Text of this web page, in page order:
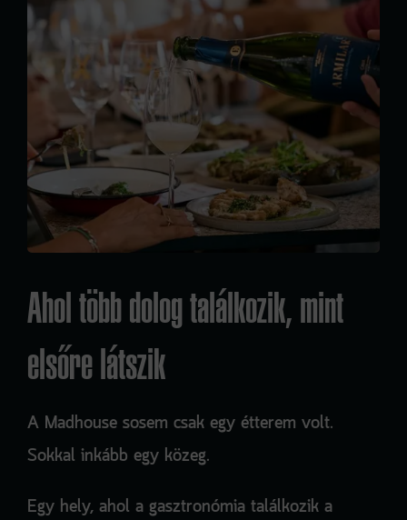
Ahol több dolog találkozik, mint
elsőre látszik
A Madhouse sosem csak egy étterem volt.
Sokkal inkább egy közeg.
Egy hely, ahol a gasztronómia találkozik a